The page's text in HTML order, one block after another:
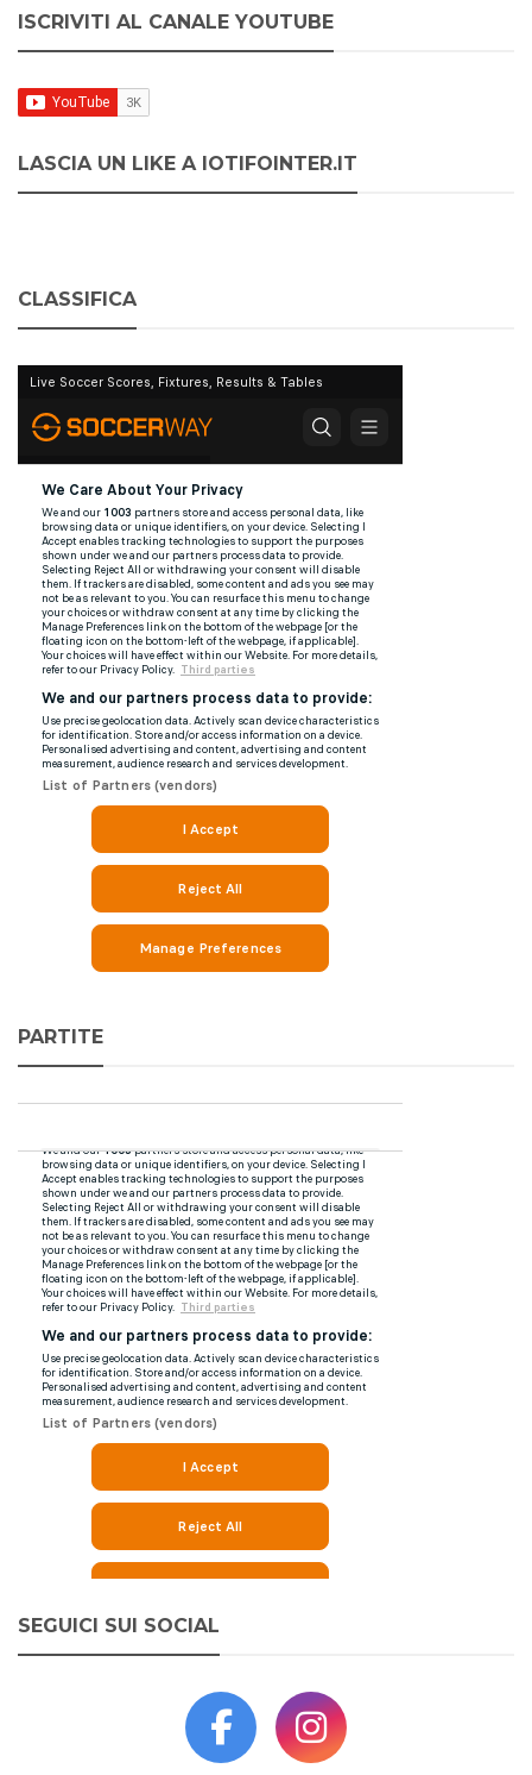
ISCRIVITI AL CANALE YOUTUBE
LASCIA UN LIKE A IOTIFOINTER.IT
CLASSIFICA
PARTITE
SEGUICI SUI SOCIAL